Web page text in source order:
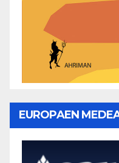
EUROPAEN